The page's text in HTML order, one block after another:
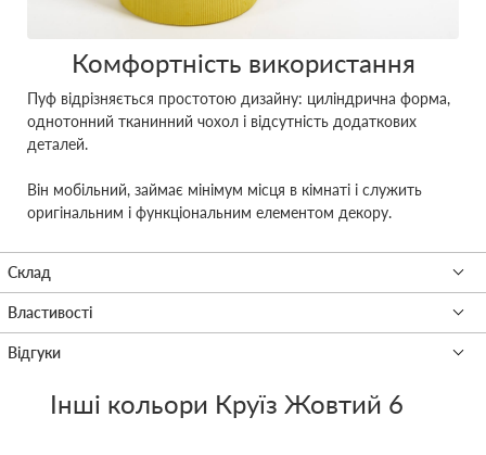
Комфортність використання
Пуф відрізняється простотою дизайну: циліндрична форма,
однотонний тканинний чохол і відсутність додаткових
деталей.
Він мобільний, займає мінімум місця в кімнаті і служить
оригінальним і функціональним елементом декору.
Інші кольори Круїз Жовтий 6